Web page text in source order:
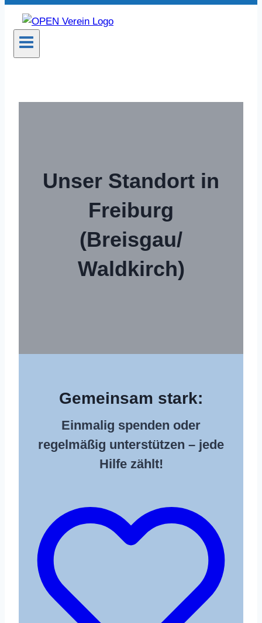
Unser Standort in
Freiburg
(Breisgau/
Waldkirch)
Gemeinsam stark:
Einmalig spenden oder
regelmäßig unterstützen – jede
Hilfe zählt!